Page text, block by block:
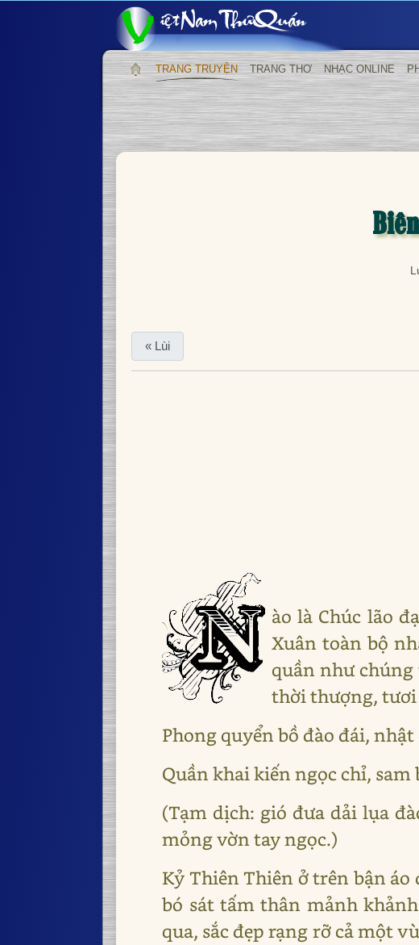
TRANG TRUYỆN TRANG THƠ NHẠC ONLINE
« Lùi
ào là Chúc lão
Xuân toàn bộ
quần như
thời thượng,
Phong quyển bồ đào đái,
Quần khai kiến ngọc chỉ, sam
(Tạm dịch: gió đưa dải lụa
mỏng vờn tay ngọc.)
Kỷ Thiên Thiên ở trên bận
bó sát tấm thân mảnh
qua, sắc đẹp rạng rỡ cả một